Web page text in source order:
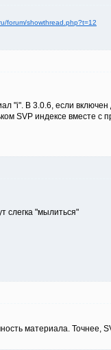
forum/showthread.php?t=12
"i". В 3.0.6, если
SVP индексе вместе
слегка "мылиться"
материала.